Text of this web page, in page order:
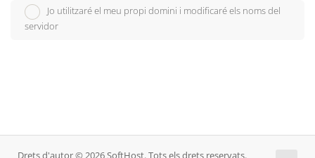
Jo utilitzaré el meu propi domini i modificaré els noms del
servidor
Drets d'autor © 2026 SoftHost. Tots els drets reservats.